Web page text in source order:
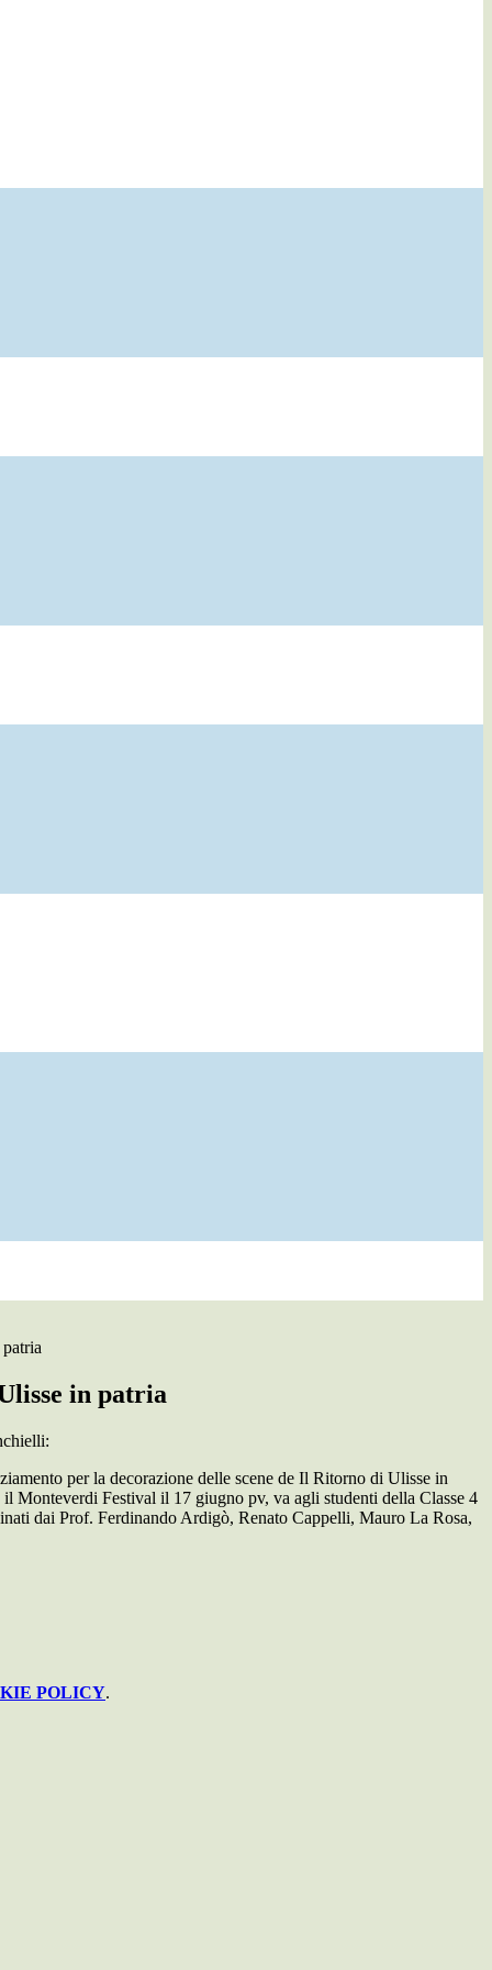
in patria
per la decorazione delle scene de Il Ritorno di Ulisse in
il Monteverdi Festival il 17 giugno pv, va agli studenti della Classe 4
dai Prof. Ferdinando Ardigò, Renato Cappelli, Mauro La Rosa,
POLICY.